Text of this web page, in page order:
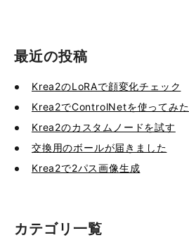
最近の投稿
Krea2のLoRAで顔変化チェック
Krea2でControlNetを使ってみた
Krea2のカスタムノードを試す
交換用のボールが届きました
Krea2で2パス画像生成
カテゴリ一覧